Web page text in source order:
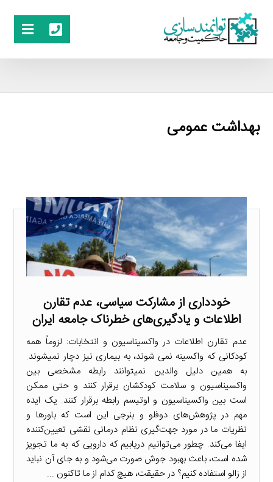
بهداشت عمومی
خودداری از مشارکت سیاسی، عدم تقارن
اطلاعات و یادگیری‌های خطرناک جامعه ایران
عدم تقارن اطلاعات در واکسیناسیون و انتخابات: لزوماً همه
کودکانی که واکسینه نمی شوند، به بیماری نیز دچار نمیشوند.
به همین دلیل والدین نمیتوانند رابطه مشخصی بین
واکسیناسیون و سلامت کودکشان برقرار کنند و حتی ممکن
است بین واکسیناسیون و اوتیسم رابطه برقرار کنند. یک ایده
مهم در پژوهش‌های دوفلو و بنرجی این است که باورها و
نظریات ما در مورد جهت‌گیری نظام درمانی نقشی تعیین‌کننده
ایفا می‌کند. چطور می‌توانیم دریابیم که دارویی که به ما تجویز
شده است، باعث بهبود جوش صورت می‌شود و به جای آن نباید
از زالو استفاده کنیم؟ در حقیقت، هیچ کدام از ما تاکنون ...